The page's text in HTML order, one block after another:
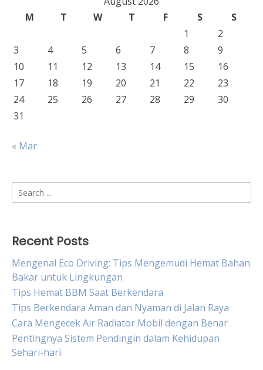
M
T W T F S
S
1
2
3
4 5 6 7 8
9
10
11 12 13 14 15
16
17
18 19 20 21 22
23
24
25 26 27 28 29
30
31
« Mar
Search
for:
Recent Posts
Mengenal Eco Driving: Tips Mengemudi Hemat Bahan
Bakar untuk Lingkungan
Tips Hemat BBM Saat Berkendara
Tips Berkendara Aman dan Nyaman di Jalan Raya
Cara Mengecek Air Radiator Mobil dengan Benar
Pentingnya Sistem Pendingin dalam Kehidupan
Sehari-hari